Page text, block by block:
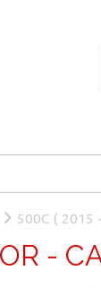
500C ( 2015
-